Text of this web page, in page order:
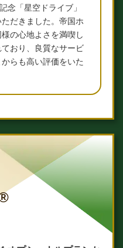
念「星空ドライブ」
だきました。帝国ホ
の心地よさを満喫し
おり、良質なサービ
らも高い評価をいた